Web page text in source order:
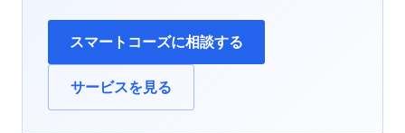
スマートコーズに相談する
サービスを見る